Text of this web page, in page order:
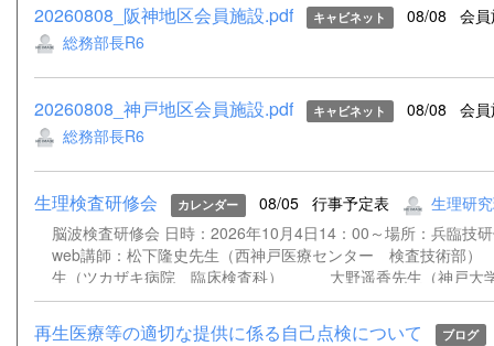
20260808_阪神地区会員施設.pdf キャビネット 08/08
会
総務部長R6
20260808_神戸地区会員施設.pdf キャビネット 08/08
会
総務部長R6
生理検査研修会 カレンダー 08/05 行事予定表
生理研
脳波検査研修会 日時：2026年10月4日14：00～場所：兵臨技
web講師：松下隆史先生（西神戸医療センター 検査技術
生（ツカザキ病院 臨床検査科） 大野遥香先生（神戸大
院 検査部） 松﨑俊樹先生（姫路赤十字病院 検査技術
再生医療等の適切な提供に係る自己点検について ブログ